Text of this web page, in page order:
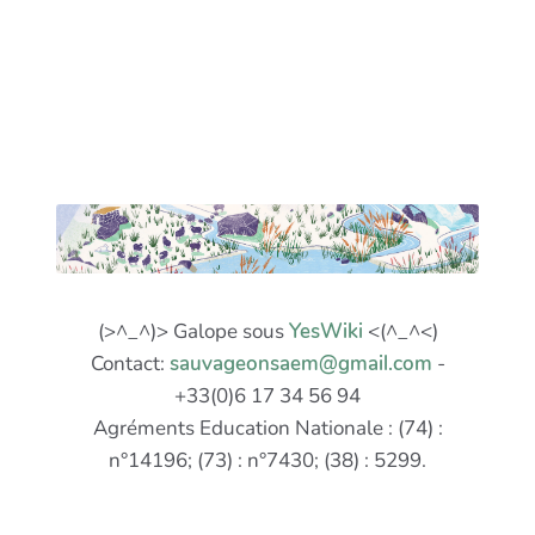
(>^_^)> Galope sousYesWiki <(^_^<)
Contact: sauvageonsaem@gmail.com -
+33(0)6 17 34 56 94
Agréments Education Nationale : (74) :
n°14196; (73) : n°7430; (38) : 5299.